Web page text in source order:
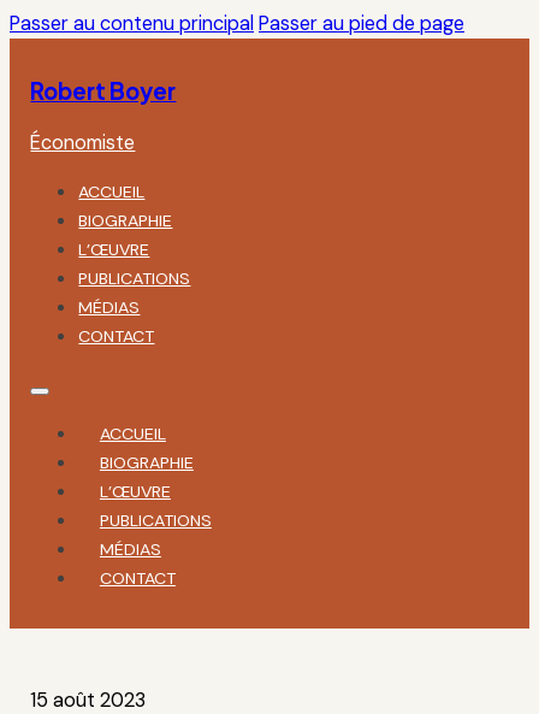
Passer au contenu principal Passer au pied de page
Robert Boyer
Économiste
ACCUEIL
BIOGRAPHIE
L’ŒUVRE
PUBLICATIONS
MÉDIAS
CONTACT
ACCUEIL
BIOGRAPHIE
L’ŒUVRE
PUBLICATIONS
MÉDIAS
CONTACT
15 août 2023